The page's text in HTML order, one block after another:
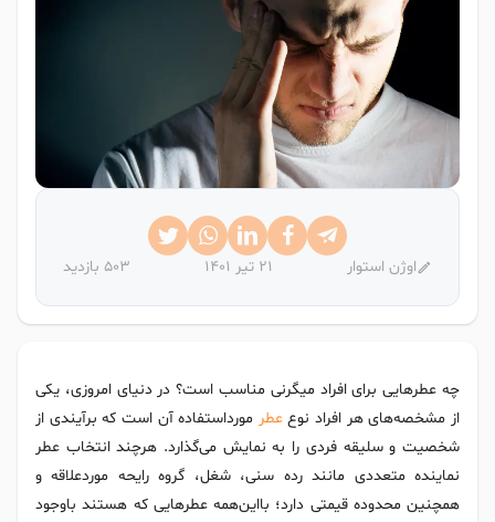
اوژن استوار 21 تیر 1401 503 بازدید
چه عطرهایی برای افراد میگرنی مناسب است؟ در دنیای امروزی، یکی
از مشخصه‌های هر افراد نوععطر مورداستفاده آن است که برآیندی از
شخصیت و سلیقه فردی را به نمایش می‌گذارد. هرچند انتخاب عطر
نماینده متعددی مانند رده سنی، شغل، گروه رایحه موردعلاقه و
همچنین محدوده قیمتی دارد؛ بااین‌همه عطرهایی که هستند باوجود